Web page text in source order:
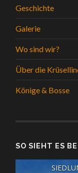
Geschichte
Galerie
Wo sind wir?
Über die
Könige & Bosse
SO SIEHT ES